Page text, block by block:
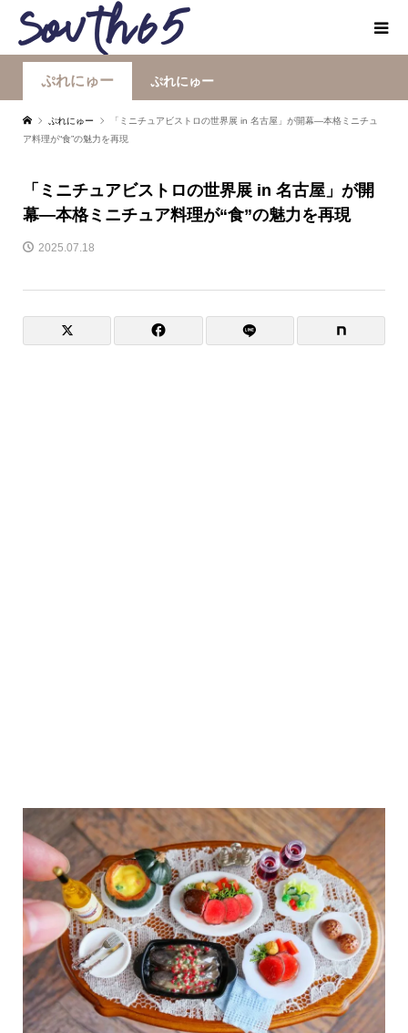
ぷれにゅー ぷれにゅー
ぷれにゅー
「ミニチュアビストロの世界展 in 名古屋」が開幕―本格ミニチュ
ア料理が“食”の魅力を再現
「ミニチュアビストロの世界展 in 名古屋」が開
幕―本格ミニチュア料理が“食”の魅力を再現
2025.07.18